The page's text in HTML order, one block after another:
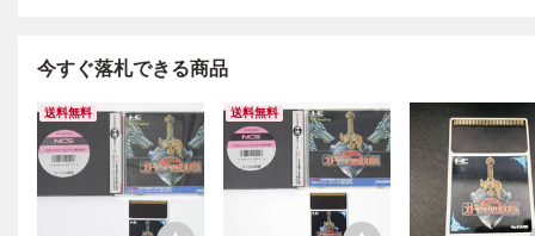
今すぐ落札できる商品
送料無料 送料無料